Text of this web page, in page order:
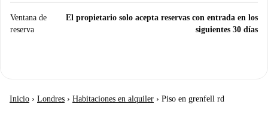
Ventana de
reserva
El propietario solo acepta reservas con entrada en los
siguientes 30 días
Inicio › Londres › Habitaciones en alquiler › Piso en grenfell rd